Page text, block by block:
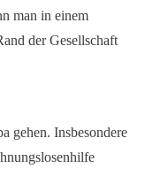
man in einem
der Gesellschaft
gehen. Insbesondere